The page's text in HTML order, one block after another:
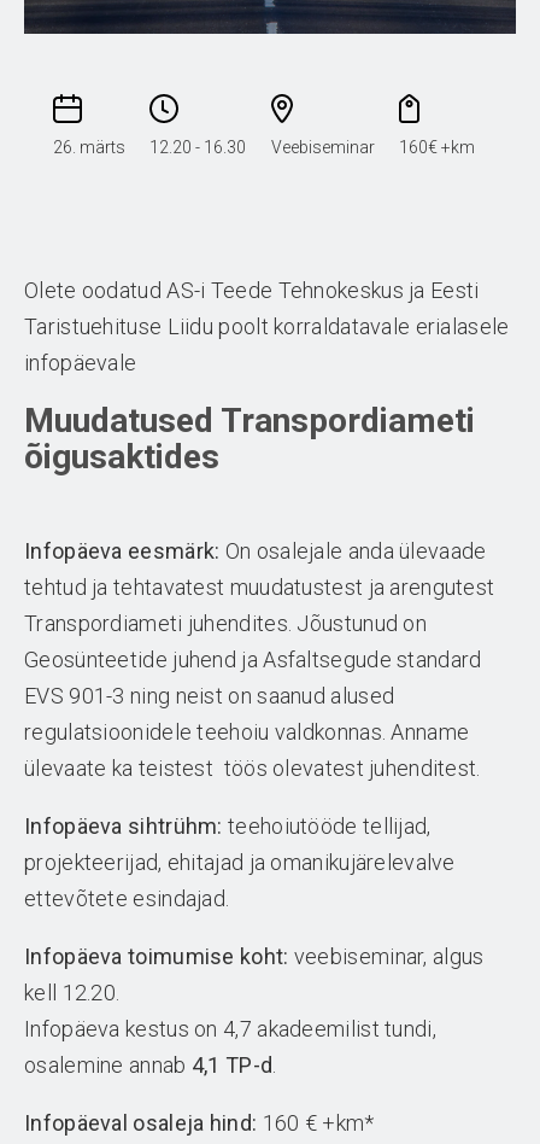
26. märts 12.20 - 16.30 Veebiseminar 160€ +km
Olete oodatud AS-i Teede Tehnokeskus ja Eesti
Taristuehituse Liidu poolt korraldatavale erialasele
infopäevale
Muudatused Transpordiameti
õigusaktides
Infopäeva eesmärk: On osalejale anda ülevaade
tehtud ja tehtavatest muudatustest ja arengutest
Transpordiameti juhendites. Jõustunud on
Geosünteetide juhend ja Asfaltsegude standard
EVS 901-3 ning neist on saanud alused
regulatsioonidele teehoiu valdkonnas. Anname
ülevaate ka teistest töös olevatest juhenditest.
Infopäeva sihtrühm: teehoiutööde tellijad,
projekteerijad, ehitajad ja omanikujärelevalve
ettevõtete esindajad.
Infopäeva toimumise koht: veebiseminar, algus
kell 12.20.
Infopäeva kestus on 4,7 akadeemilist tundi,
osalemine annab 4,1 TP-d
Infopäeval osaleja hind: 160 € +km*